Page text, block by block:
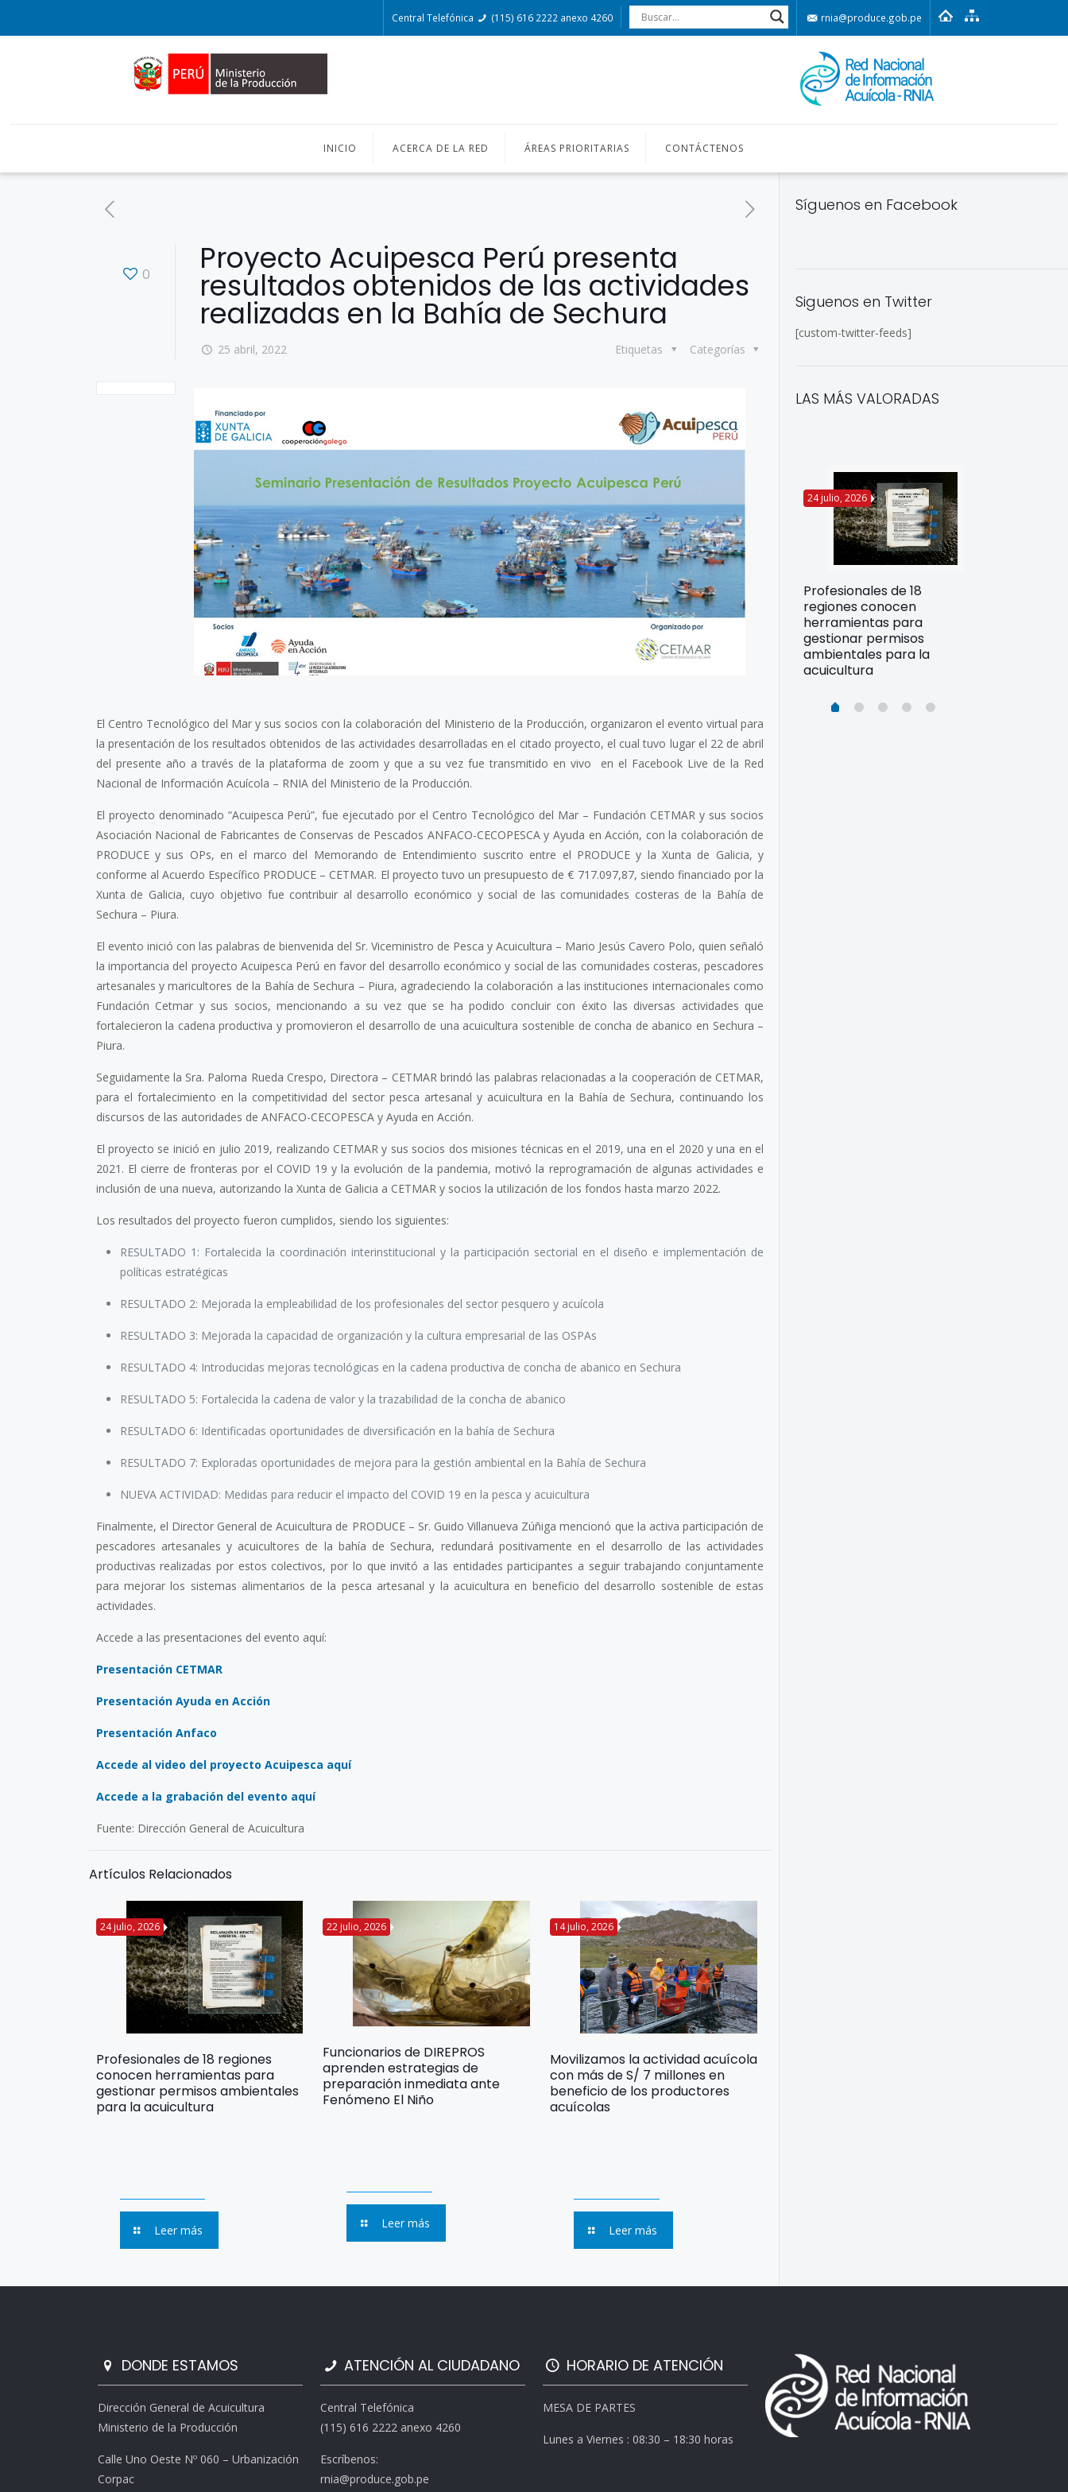
Central Telefónica (115) 616 2222 anexo 4260 rnia@produce.gob.pe
INICIO ACERCA DE LA RED ÁREAS PRIORITARIAS CONTÁCTENOS
0 Proyecto Acuipesca Perú presenta
resultados obtenidos de las actividades
realizadas en la Bahía de Sechura
25 abril, 2022 Categorías
Etiquetas
El Centro Tecnológico del Mar y sus socios con la colaboración del Ministerio de la Producción, organizaron el evento virtual para
la presentación de los resultados obtenidos de las actividades desarrolladas en el citado proyecto, el cual tuvo lugar el 22 de abril
del presente año a través de la plataforma de zoom y que a su vez fue transmitido en vivo en el Facebook Live de la Red
Nacional de Información Acuícola – RNIA del Ministerio de la Producción.
El proyecto denominado “Acuipesca Perú”, fue ejecutado por el Centro Tecnológico del Mar – Fundación CETMAR y sus socios
Asociación Nacional de Fabricantes de Conservas de Pescados ANFACO-CECOPESCA y Ayuda en Acción, con la colaboración de
PRODUCE y sus OPs, en el marco del Memorando de Entendimiento suscrito entre el PRODUCE y la Xunta de Galicia, y
conforme al Acuerdo Específico PRODUCE – CETMAR. El proyecto tuvo un presupuesto de € 717.097,87, siendo financiado por la
Xunta de Galicia, cuyo objetivo fue contribuir al desarrollo económico y social de las comunidades costeras de la Bahía de
Sechura – Piura.
El evento inició con las palabras de bienvenida del Sr. Viceministro de Pesca y Acuicultura – Mario Jesús Cavero Polo, quien señaló
la importancia del proyecto Acuipesca Perú en favor del desarrollo económico y social de las comunidades costeras, pescadores
artesanales y maricultores de la Bahía de Sechura – Piura, agradeciendo la colaboración a las instituciones internacionales como
Fundación Cetmar y sus socios, mencionando a su vez que se ha podido concluir con éxito las diversas actividades que
fortalecieron la cadena productiva y promovieron el desarrollo de una acuicultura sostenible de concha de abanico en Sechura –
Piura.
Seguidamente la Sra. Paloma Rueda Crespo, Directora – CETMAR brindó las palabras relacionadas a la cooperación de CETMAR,
para el fortalecimiento en la competitividad del sector pesca artesanal y acuicultura en la Bahía de Sechura, continuando los
discursos de las autoridades de ANFACO-CECOPESCA y Ayuda en Acción.
El proyecto se inició en julio 2019, realizando CETMAR y sus socios dos misiones técnicas en el 2019, una en el 2020 y una en el
2021. El cierre de fronteras por el COVID 19 y la evolución de la pandemia, motivó la reprogramación de algunas actividades e
inclusión de una nueva, autorizando la Xunta de Galicia a CETMAR y socios la utilización de los fondos hasta marzo 2022.
Los resultados del proyecto fueron cumplidos, siendo los siguientes:
RESULTADO 1: Fortalecida la coordinación interinstitucional y la participación sectorial en el diseño e implementación de
políticas estratégicas
RESULTADO 2: Mejorada la empleabilidad de los profesionales del sector pesquero y acuícola
RESULTADO 3: Mejorada la capacidad de organización y la cultura empresarial de las OSPAs
RESULTADO 4: Introducidas mejoras tecnológicas en la cadena productiva de concha de abanico en Sechura
RESULTADO 5: Fortalecida la cadena de valor y la trazabilidad de la concha de abanico
RESULTADO 6: Identificadas oportunidades de diversificación en la bahía de Sechura
RESULTADO 7: Exploradas oportunidades de mejora para la gestión ambiental en la Bahía de Sechura
NUEVA ACTIVIDAD: Medidas para reducir el impacto del COVID 19 en la pesca y acuicultura
Finalmente, el Director General de Acuicultura de PRODUCE – Sr. Guido Villanueva Zúñiga mencionó que la activa participación de
pescadores artesanales y acuicultores de la bahía de Sechura, redundará positivamente en el desarrollo de las actividades
productivas realizadas por estos colectivos, por lo que invitó a las entidades participantes a seguir trabajando conjuntamente
para mejorar los sistemas alimentarios de la pesca artesanal y la acuicultura en beneficio del desarrollo sostenible de estas
actividades.
Accede a las presentaciones del evento aquí:
Presentación CETMAR
Presentación Ayuda en Acción
Presentación Anfaco
Accede al video del proyecto Acuipesca aquí
Accede a la grabación del evento aquí
Fuente: Dirección General de Acuicultura
Artículos Relacionados
24 julio, 2026
Profesionales de 18 regiones
conocen herramientas para
gestionar permisos ambientales
para la acuicultura
Leer más
22 julio, 2026
Funcionarios de DIREPROS
aprenden estrategias de
preparación inmediata ante
Fenómeno El Niño
Leer más
14 julio, 2026
Movilizamos la actividad acuícola
con más de S/ 7 millones en
beneficio de los productores
acuícolas
Leer más
Síguenos en Facebook
Siguenos en Twitter
[custom-twitter-feeds]
LAS MÁS VALORADAS
Más de 30 expertos
generan acuerdos para
lograr acuicultura
sostenible y resiliente en
Perú
24 julio, 2026
Profesionales de 18
regiones conocen
herramientas para
gestionar permisos
ambientales para la
acuicultura
DONDE ESTAMOS
Dirección General de Acuicultura
Ministerio de la Producción
Calle Uno Oeste Nº 060 – Urbanización
Corpac
ATENCIÓN AL CIUDADANO
Central Telefónica
(115) 616 2222 anexo 4260
Escríbenos:
rnia@produce.gob.pe
HORARIO DE ATENCIÓN
MESA DE PARTES
Lunes a Viernes : 08:30 – 18:30 horas